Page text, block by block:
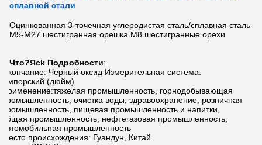
сплавной стали
Оцинкованная 3-точечная углеродистая сталь/сплавная сталь
M5-M27 шестигранная орешка M8 шестигранные орехи
Что?Яck Подробности:
Окончание: Черный оксид Измерительная система:
Имперский (дюйм)
Применение:тяжелая промышленность, горнодобывающая
промышленность, очистка воды, здравоохранение, розничная
промышленность, пищевая промышленность и напитки,
общая промышленность, нефтегазовая промышленность,
автомобильная промышленность
Место происхождения: Гуандун, Китай